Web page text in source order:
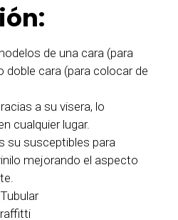
de una cara (para
doble cara (para colocar de
a su visera, lo
cualquier lugar.
su susceptibles para
mejorando el aspecto